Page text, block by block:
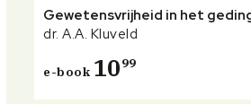
Gewetensvrijheid in het
dr. A.A. Kluveld
e-book 1099